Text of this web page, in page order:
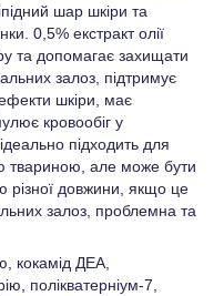
шар шкіри та
0,5% екстракт олії
та допомагає захищати
залоз, підтримує
шкіри, має
кровообіг у
підходить для
твариною, але може бути
різної довжини, якщо це
залоз, проблемна та
кокамід ДЕА,
полікватерніум-7,